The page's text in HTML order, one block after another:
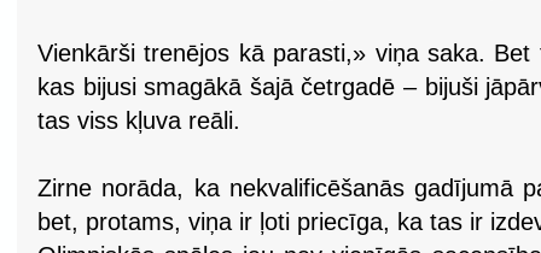
Vienkārši trenējos kā parasti,» viņa saka.
kas bijusi smagākā šajā četrgadē – bijuši
tas viss kļuva reāli.
Zirne norāda, ka nekvalificēšanās gadījumā
bet, protams, viņa ir ļoti priecīga, ka tas ir